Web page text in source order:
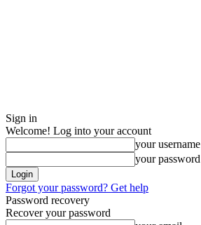
Sign in
Welcome! Log into your account
your username
your password
Forgot your password? Get help
Password recovery
Recover your password